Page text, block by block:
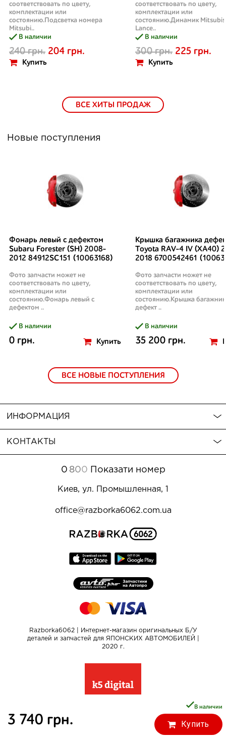
3 740 грн.
В наличии
Купить
соответствовать по цвету,
комплектации или
состоянию.Подсветка номера
Mitsubi..
В наличии
240 грн. 204 грн.
Купить
соответствовать по цвету,
комплектации или
состоянию.Динамик
Lance..
В наличии
300 грн. 225 грн.
Купить
ВСЕ ХИТЫ ПРОДАЖ
Новые поступления
Фонарь левый с дефектом
Subaru Forester (SH) 2008-
2012 84912SC151 (10063168)
Фото запчасти может не
соответствовать по цвету,
комплектации или
состоянию.Фонарь левый с
дефектом ..
В наличии
0 грн. Купить
Крышка багажника
Toyota RAV-4 IV (XA40)
2018 6700542461
Фото запчасти может не
соответствовать по цвету,
комплектации или
состоянию.Крышка
дефект ..
В наличии
35 200 грн.
ВСЕ НОВЫЕ ПОСТУПЛЕНИЯ
ИНФОРМАЦИЯ
КОНТАКТЫ
0 800 Показати номер
Киев, ул. Промышленная, 1
office@razborka6062.com.ua
Razborka6062 | Интернет-магазин оригинальных Б/У
деталей и запчастей для ЯПОНСКИХ АВТОМОБИЛЕЙ |
2020 г.